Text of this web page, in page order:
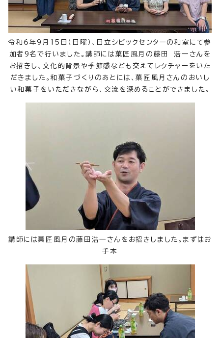
令和6年9月15日（日曜）、日立シビックセンターの和室にて参
加者9名で行いました。講師には菓匠風月の藤田 浩一さんを
お招きし、文化的背景や季節感なども交えてレクチャーをいた
だきました。和菓子づくりのあとには、菓匠風月さんのおいし
い和菓子をいただきながら、交流を深めることができました。
講師には菓匠風月の藤田浩一さんをお招きしました。まずはお
手本